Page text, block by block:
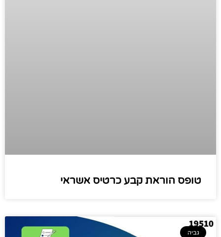
טופס הוראת קבע כרטיס אשראי
גביה